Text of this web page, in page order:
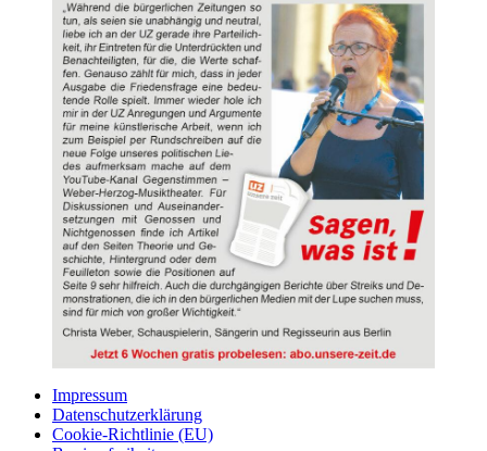
Impressum
Datenschutzerklärung
Cookie-Richtlinie (EU)